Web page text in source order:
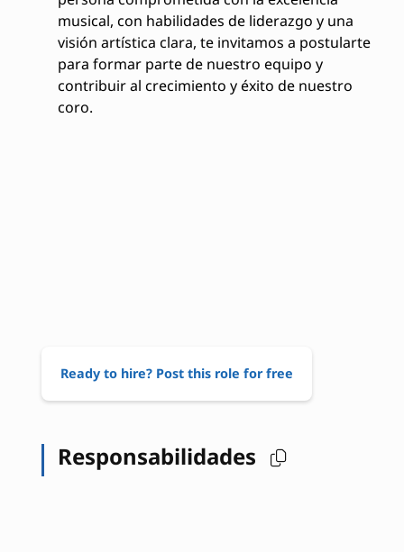
musical, con habilidades de liderazgo y una
visión artística clara, te invitamos a postularte
para formar parte de nuestro equipo y
contribuir al crecimiento y éxito de nuestro
coro.
Ready to hire? Post this role for free
Responsabilidades